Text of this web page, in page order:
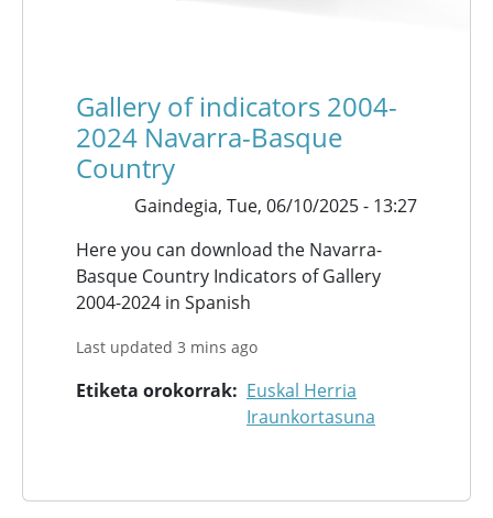
Gallery of indicators 2004-
2024 Navarra-Basque
Country
Gaindegia, Tue, 06/10/2025 - 13:27
Here you can download the Navarra-
Basque Country Indicators of Gallery
2004-2024 in Spanish
Last updated 3 mins ago
Etiketa orokorrak
Euskal Herria
Iraunkortasuna